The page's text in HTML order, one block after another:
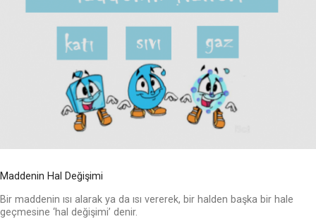
Maddenin Hal Değişimi
Bir maddenin ısı alarak ya da ısı vererek, bir halden başka bir hale
geçmesine ‘hal değişimi’ denir.